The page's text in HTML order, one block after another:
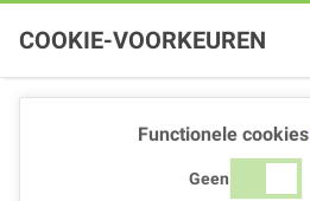
COOKIE-VOORKEUREN
Functionele cookies
Geen